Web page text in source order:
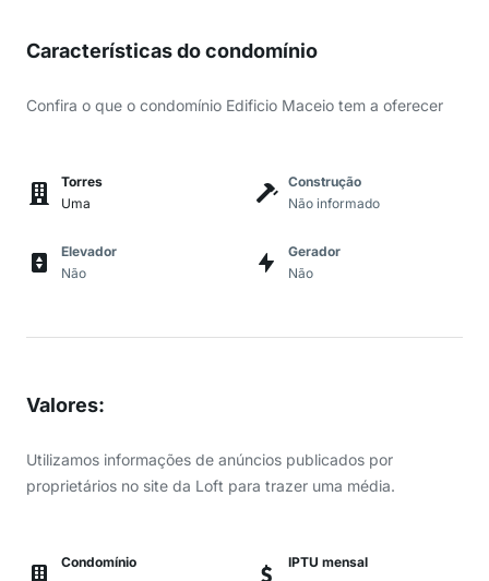
Características do condomínio
Confira o que o condomínio Edificio Maceio tem a oferecer
Torres
Uma
Construção
Não informado
Elevador
Não
Gerador
Não
Valores:
Utilizamos informações de anúncios publicados por
proprietários no site da Loft para trazer uma média.
Condomínio
IPTU mensal